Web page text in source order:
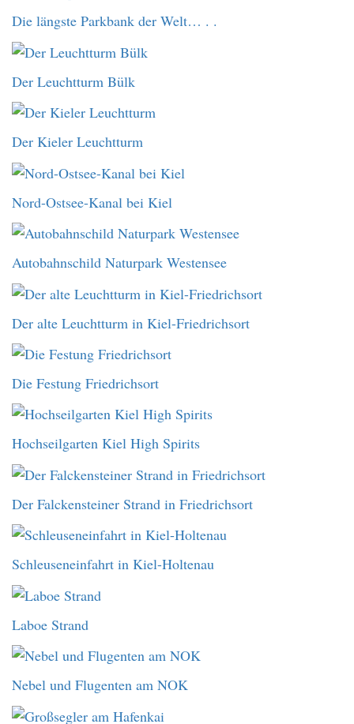
Die längste Parkbank der Welt… . .
Der Leuchtturm Bülk
Der Kieler Leuchtturm
Nord-Ostsee-Kanal bei Kiel
Autobahnschild Naturpark Westensee
Der alte Leuchtturm in Kiel-Friedrichsort
Die Festung Friedrichsort
Hochseilgarten Kiel High Spirits
Der Falckensteiner Strand in Friedrichsort
Schleuseneinfahrt in Kiel-Holtenau
Laboe Strand
Nebel und Flugenten am NOK